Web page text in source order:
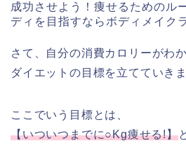
さて、自分の消費カロリーがわ
ダイエットの目標を立てていき
ここでいう目標とは、
【いついつまでに○Kg痩せる!】